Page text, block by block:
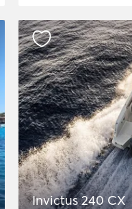
Invictus 240 CX